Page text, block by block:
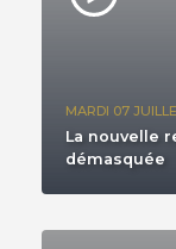
MARDI 07
La nouvelle
démasquée